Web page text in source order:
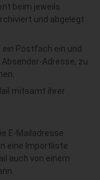
beim jeweils
und abgelegt
ein Postfach ein und
Adresse, zu
mitsamt ihrer
E-Mailadresse
eine Importliste
auch von einem